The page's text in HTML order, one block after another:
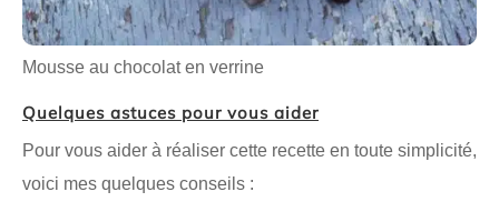
Mousse au chocolat en verrine
Quelques astuces pour vous aider
Pour vous aider à réaliser cette recette en toute simplicité,
voici mes quelques conseils :